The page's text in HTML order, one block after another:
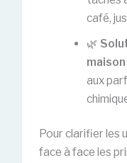
café,
🌿
maison
aux
Pour clarifier les
face à face les